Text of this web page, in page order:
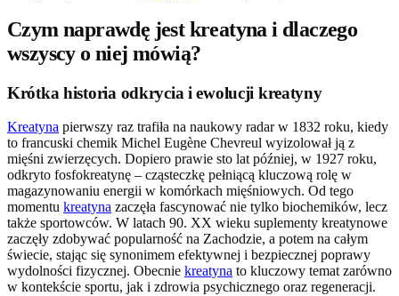
Czym naprawdę jest kreatyna i dlaczego
wszyscy o niej mówią?
Krótka historia odkrycia i ewolucji kreatyny
Kreatyna pierwszy raz trafiła na naukowy radar w 1832 roku, kiedy
to francuski chemik Michel Eugène Chevreul wyizolował ją z
mięśni zwierzęcych. Dopiero prawie sto lat później, w 1927 roku,
odkryto fosfokreatynę – cząsteczkę pełniącą kluczową rolę w
magazynowaniu energii w komórkach mięśniowych. Od tego
momentu kreatyna zaczęła fascynować nie tylko biochemików, lecz
także sportowców. W latach 90. XX wieku suplementy kreatynowe
zaczęły zdobywać popularność na Zachodzie, a potem na całym
świecie, stając się synonimem efektywnej i bezpiecznej poprawy
wydolności fizycznej. Obecnie kreatyna to kluczowy temat zarówno
w kontekście sportu, jak i zdrowia psychicznego oraz regeneracji.